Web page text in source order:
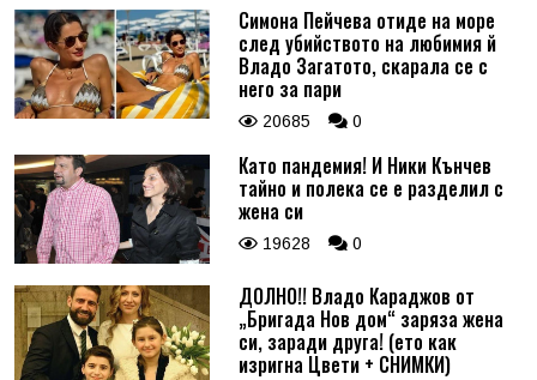
Симона Пейчева отиде на море
след убийството на любимия й
Владо Загатото, скарала се с
него за пари
20685 0
Като пандемия! И Ники Кънчев
тайно и полека се е разделил с
жена си
19628 0
ДОЛНО!! Владо Караджов от
„Бригада Нов дом“ заряза жена
си, заради друга! (ето как
изригна Цвети + СНИМКИ)